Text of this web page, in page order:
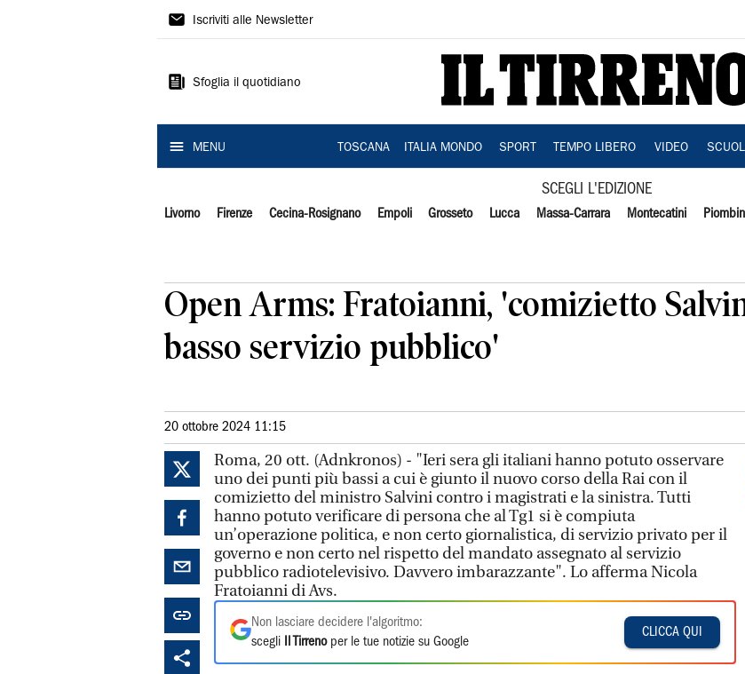
Il
Iscriviti alle Newsletter
Sfoglia il quotidiano
MENU TOSCANA ITALIA MONDO SPORT TEMPO LIBERO VIDEO
SCEGLI L'EDIZIONE
Livorno Firenze Cecina-Rosignano Empoli Grosseto Lucca Massa-Carrara Montecatini
Open Arms: Fratoianni, 'comizietto
basso servizio pubblico'
20 ottobre 2024 11:15
Roma, 20 ott. (Adnkronos) - "Ieri sera gli italiani hanno potuto osservare
uno dei punti più bassi a cui è giunto il nuovo corso della Rai con il
comizietto del ministro Salvini contro i magistrati e la sinistra. Tutti
hanno potuto verificare di persona che al Tg1 si è compiuta
un’operazione politica, e non certo giornalistica, di servizio privato per il
governo e non certo nel rispetto del mandato assegnato al servizio
pubblico radiotelevisivo. Davvero imbarazzante". Lo afferma Nicola
Fratoianni di Avs.
Non lasciare decidere l'algoritmo:
scegli
Il Tirrenoper le tue notizie su Google
CLICCA QUI